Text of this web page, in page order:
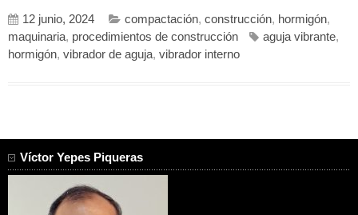
12 junio, 2024 compactación, construcción, hormigón,
maquinaria, procedimientos de construcción aguja vibrante,
hormigón, vibrador de aguja, vibrador interno
Víctor Yepes Piqueras